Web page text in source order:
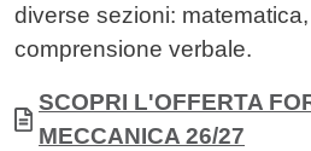
diverse sezioni: matematica,
comprensione verbale.
Allegati
Documento
SCOPRI L'OFFERTA
MECCANICA 26/27